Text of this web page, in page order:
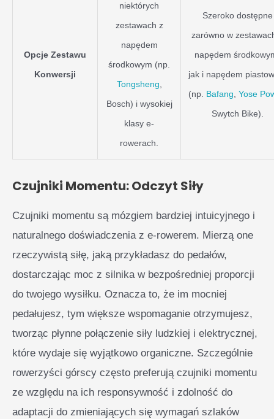
Opcje Zestawu
Konwersji
niektórych
zestawach z
napędem
środkowym (np.
Tongsheng,
Bosch) i wysokiej
klasy e-
rowerach.
Szeroko dostępne
zarówno w
napędem
jak i napędem
(np. Bafang, Yose
Swytch Bike).
Czujniki Momentu: Odczyt Siły
Czujniki momentu są mózgiem bardziej intuicyjnego i
naturalnego doświadczenia z e-rowerem. Mierzą one
rzeczywistą siłę, jaką przykładasz do pedałów,
dostarczając moc z silnika w bezpośredniej proporcji
do twojego wysiłku. Oznacza to, że im mocniej
pedałujesz, tym większe wspomaganie otrzymujesz,
tworząc płynne połączenie siły ludzkiej i elektrycznej,
które wydaje się wyjątkowo organiczne. Szczególnie
rowerzyści górscy często preferują czujniki momentu
ze względu na ich responsywność i zdolność do
adaptacji do zmieniających się wymagań szlaków